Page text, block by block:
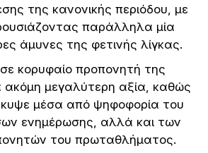
της κανονικής περιόδου, με
παράλληλα μία
άμυνες της φετινής λίγκας.
κορυφαίο προπονητή της
ακόμη μεγαλύτερη αξία, καθώς
μέσα από ψηφοφορία του
ενημέρωσης, αλλά και των
του πρωταθλήματος.